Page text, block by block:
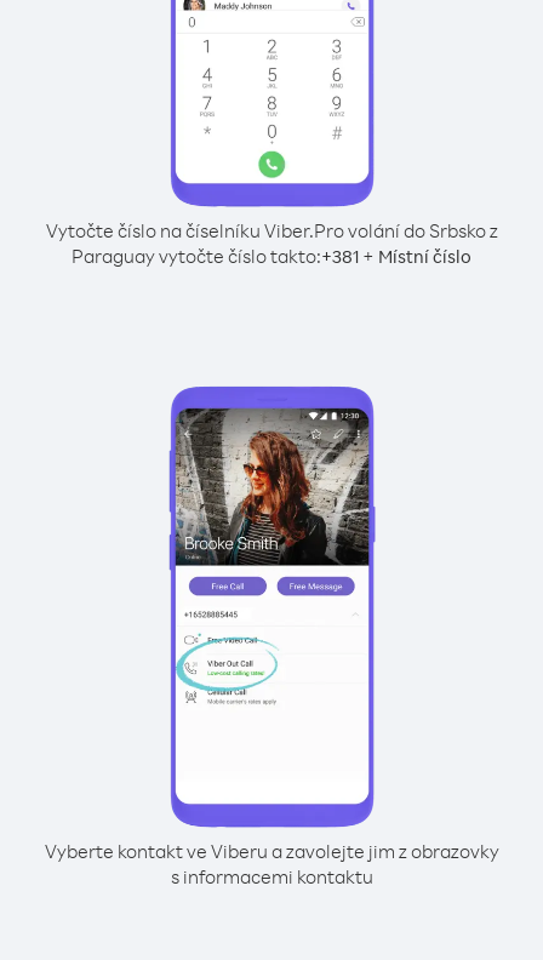
Vytočte číslo na číselníku Viber.Pro volání do Srbsko z
Paraguay vytočte číslo takto:+381 + Místní číslo
Vyberte kontakt ve Viberu a zavolejte jim z obrazovky
s informacemi kontaktu